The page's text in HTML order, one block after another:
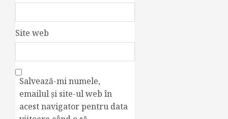
Site web
Salvează-mi numele,
emailul și site-ul web în
acest navigator pentru data